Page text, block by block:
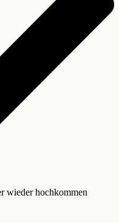
wieder hochkommen